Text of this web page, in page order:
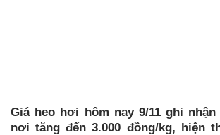
Giá heo hơi hôm nay 9/11 ghi
nơi tăng đến 3.000 đồng/kg, hiện